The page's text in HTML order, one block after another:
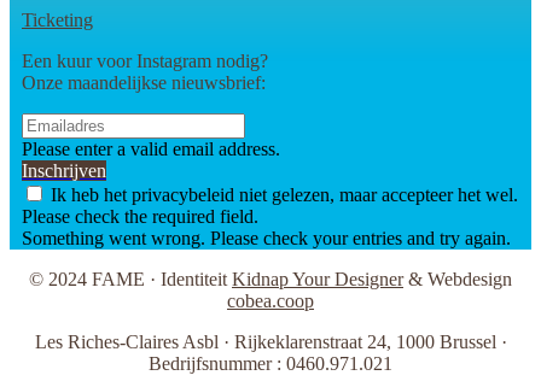
Ticketing
Een kuur voor Instagram nodig?
Onze maandelijkse nieuwsbrief:
Please enter a valid email address.
Inschrijven
Ik heb het privacybeleid niet gelezen, maar accepteer het wel.
Please check the required field.
Something went wrong. Please check your entries and try again.
© 2024 FAME · Identiteit Kidnap Your Designer& Webdesign
cobea.coop
Les Riches-Claires Asbl · Rijkeklarenstraat 24, 1000 Brussel ·
Bedrijfsnummer : 0460.971.021